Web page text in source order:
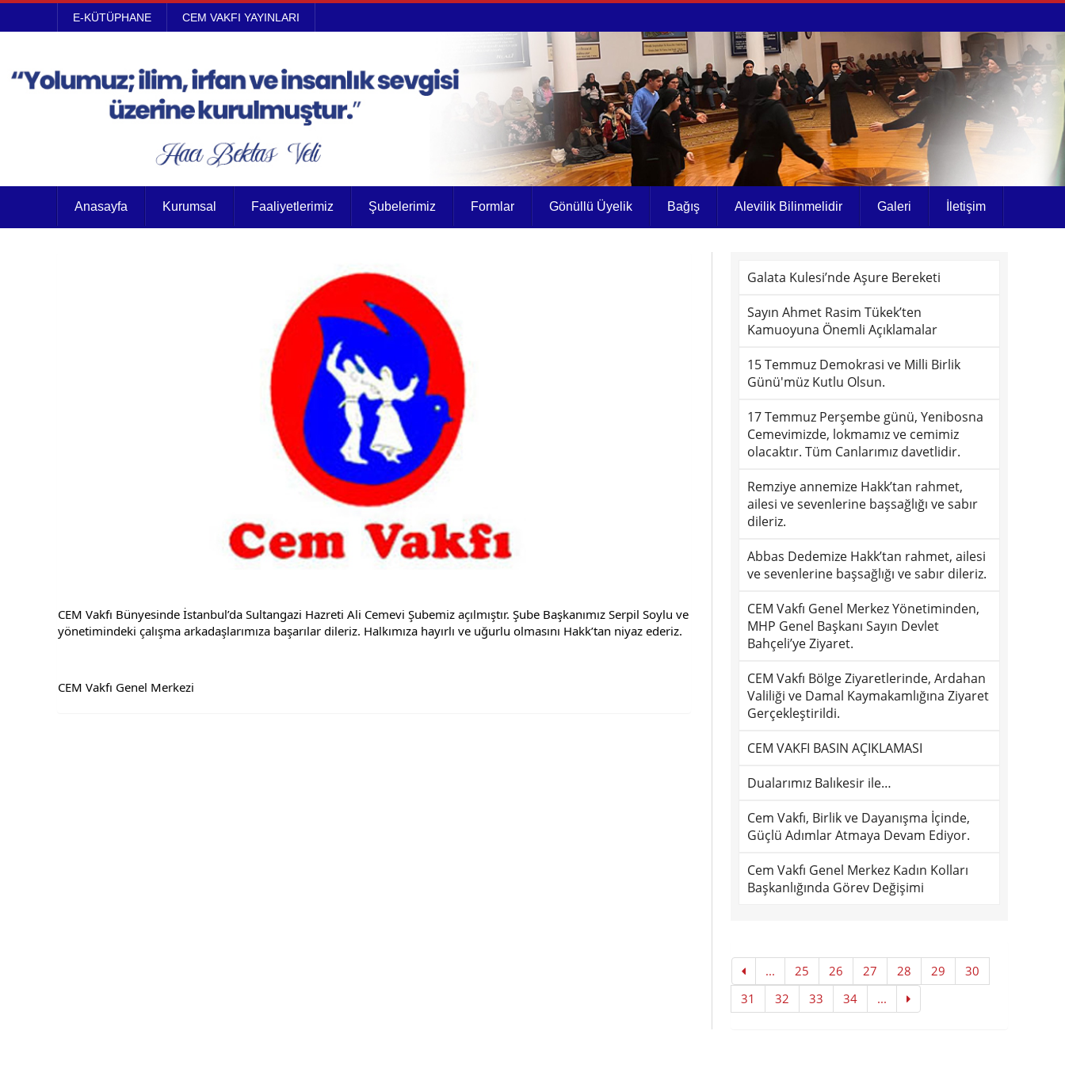
E-KÜTÜPHANE CEM VAKFI YAYINLARI
Anasayfa Kurumsal Faaliyetlerimiz Şubelerimiz Formlar Gönüllü Üyelik Bağış Alevilik Bilinmelidir Galeri İletişim
CEM Vakfı Bünyesinde İstanbul’da Sultangazi Hazreti Ali Cemevi Şubemiz açılmıştır. Şube Başkanımız Serpil Soylu ve
yönetimindeki çalışma arkadaşlarımıza başarılar dileriz. Halkımıza hayırlı ve uğurlu olmasını Hakk’tan niyaz ederiz.
CEM Vakfı Genel Merkezi
Galata Kulesi’nde Aşure Bereketi
Sayın Ahmet Rasim Tükek’ten
Kamuoyuna Önemli Açıklamalar
15 Temmuz Demokrasi ve Milli Birlik
Günü'müz Kutlu Olsun.
17 Temmuz Perşembe günü, Yenibosna
Cemevimizde, lokmamız ve cemimiz
olacaktır. Tüm Canlarımız davetlidir.
Remziye annemize Hakk’tan rahmet,
ailesi ve sevenlerine başsağlığı ve sabır
dileriz.
Abbas Dedemize Hakk’tan rahmet, ailesi
ve sevenlerine başsağlığı ve sabır dileriz.
CEM Vakfı Genel Merkez Yönetiminden,
MHP Genel Başkanı Sayın Devlet
Bahçeli’ye Ziyaret.
CEM Vakfı Bölge Ziyaretlerinde, Ardahan
Valiliği ve Damal Kaymakamlığına Ziyaret
Gerçekleştirildi.
CEM VAKFI BASIN AÇIKLAMASI
Dualarımız Balıkesir ile…
Cem Vakfı, Birlik ve Dayanışma İçinde,
Güçlü Adımlar Atmaya Devam Ediyor.
Cem Vakfı Genel Merkez Kadın Kolları
Başkanlığında Görev Değişimi
... 25 26 27 28 29
30
31
32 33 34 ...